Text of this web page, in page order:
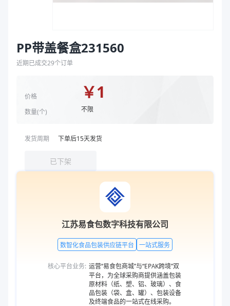
PP带盖餐盒231560
近期已成交29个订单
价格
数量(个)
￥1
不限
发货周期 下单后15天发货
已下架
江苏易食包数字科技有限公司
数智化食品包装供应链平台 一站式服务
核心平台业务: 运营“易食包商城”与“EPAK跨境”双
平台，为全球采购商提供涵盖包装
原材料（纸、塑、铝、玻璃）、食
品包装（袋、盒、罐）、包装设备
及终端食品的一站式在线采购。